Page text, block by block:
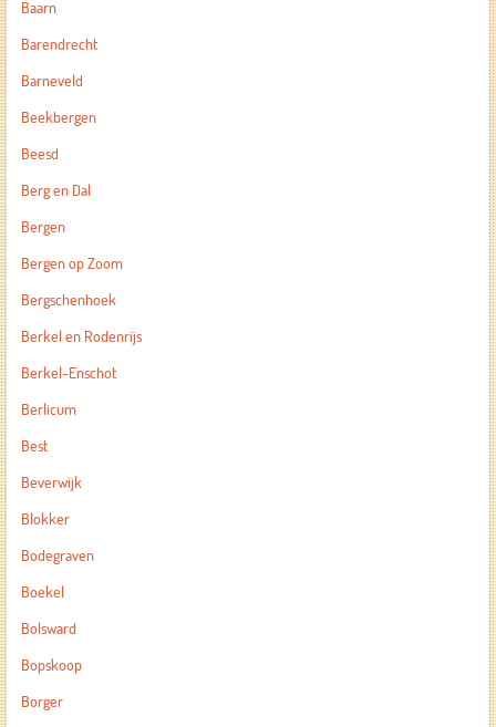
Baarn
Barendrecht
Barneveld
Beekbergen
Beesd
Berg en Dal
Bergen
Bergen op Zoom
Bergschenhoek
Berkel en Rodenrijs
Berkel-Enschot
Berlicum
Best
Beverwijk
Blokker
Bodegraven
Boekel
Bolsward
Bopskoop
Borger